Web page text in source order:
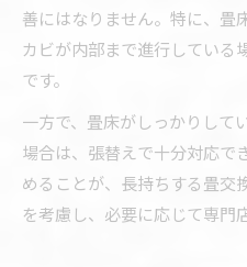
善にはなりません。特に、畳
カビが内部まで進行している
です。
一方で、畳床がしっかりして
場合は、張替えで十分対応で
めることが、長持ちする畳交
を考慮し、必要に応じて専門